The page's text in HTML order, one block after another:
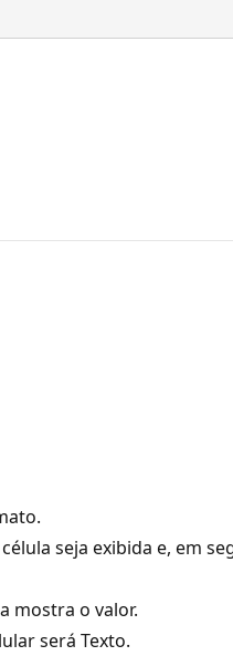
seja exibida e, em
mostra o valor.
será Texto.